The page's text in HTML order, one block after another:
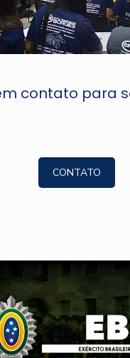
contato para
CONTATO